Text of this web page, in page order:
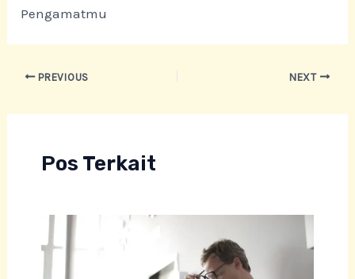
Pengamatmu
Post PREVIOUS NEXT
Pos Terkait